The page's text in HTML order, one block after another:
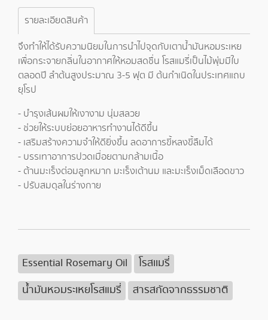
รายละเอียดสินค้า
จึงทำให้ได้รับความนิยมในการนำไปจุดกับเตาน้ำมันหอมระเหย
เพื่อกระจายกลิ่นในอากาศให้หอมสดชื่น โรสแมรี่เป็นไม้พุ่มมีใบ
ตลอดปี ลำต้นสูงประมาณ 3-5 ฟุต มี ต้นกำเนิดในประเทศแถบ
ยุโรป
- บำรุงเส้นผมให้เงางาม นุ่มสลวย
- ช่วยให้ระบบย่อยอาหารทำงานได้ดีขึ้น
- เสริมสร้างความจำให้ดียิ่งขึ้น ลดอาการขี้หลงขี้ลืมได้
- บรรเทาอาการปวดเมื่อยตามกล้ามเนื้อ
- ต้านมะเร็งต่อมลูกหมาก มะเร็งเต้านม และมะเร็งเม็ดเลือดขาว
- ปรับสมดุลในร่างกาย
Essential Rosemary Oil
โรสเเมรี่
น้ำมันหอมระเหยโรสแมรี่
สารสกัดจากธรรมชาติ